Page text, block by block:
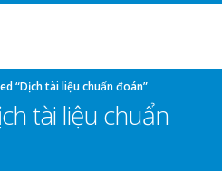
“Dịch tài liệu chuẩn đoán”
tài liệu chuẩn